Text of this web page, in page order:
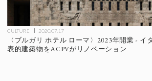
CULTURE 2020.07.17
〈ブルガリ ホテル ローマ〉2023年開業 - イ
表的建築物をACPVがリノベーション